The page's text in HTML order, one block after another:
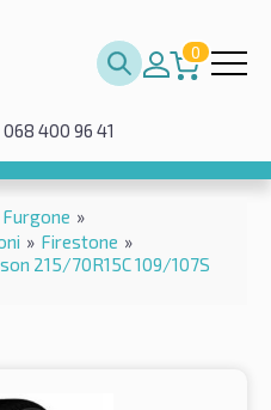
0
400 96 41
»
» Firestone »
215/70R15C 109/107S